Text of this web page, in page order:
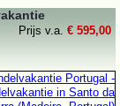
Prijs v.a. € 595,00